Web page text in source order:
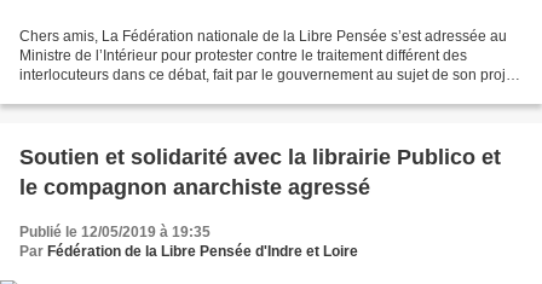
Chers amis, La Fédération nationale de la Libre Pensée s’est adressée au
Ministre de l’Intérieur pour protester contre le traitement différent des
interlocuteurs dans ce débat, fait par le gouvernement au sujet de son projet
Soutien et solidarité avec la librairie Publico et
le compagnon anarchiste agressé
Publié le 12/05/2019 à 19:35
Par Fédération de la Libre Pensée d'Indre et Loire